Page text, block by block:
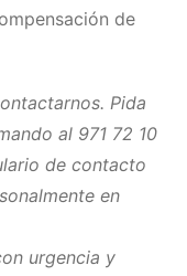
de
Pida
al 971 72 10
de contacto
en
urgencia y